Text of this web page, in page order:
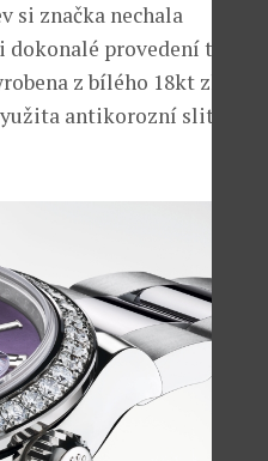
si značka nechala
provedení těchto
z bílého 18kt zlata, na
antikorozní slitina